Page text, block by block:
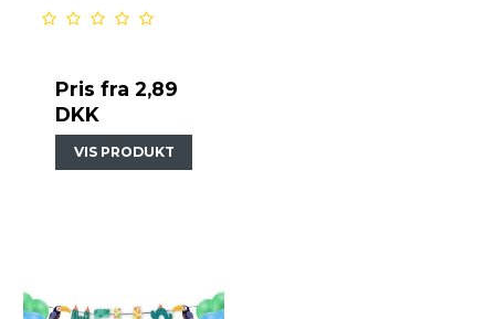
Pris fra 2,89
DKK
VIS PRODUKT